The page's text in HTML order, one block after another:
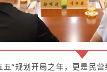
”规划开局之年，更是民营